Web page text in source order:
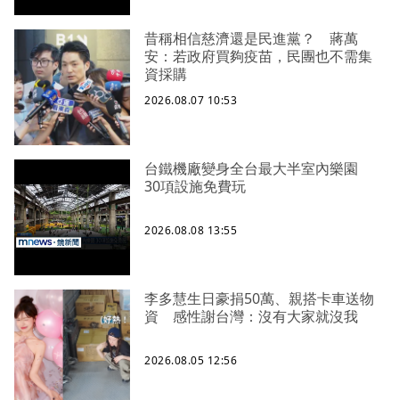
昔稱相信慈濟還是民進黨？ 蔣萬
安：若政府買夠疫苗，民團也不需集
資採購
2026.08.07 10:53
台鐵機廠變身全台最大半室內樂園
30項設施免費玩
2026.08.08 13:55
李多慧生日豪捐50萬、親搭卡車送物
資 感性謝台灣：沒有大家就沒我
2026.08.05 12:56